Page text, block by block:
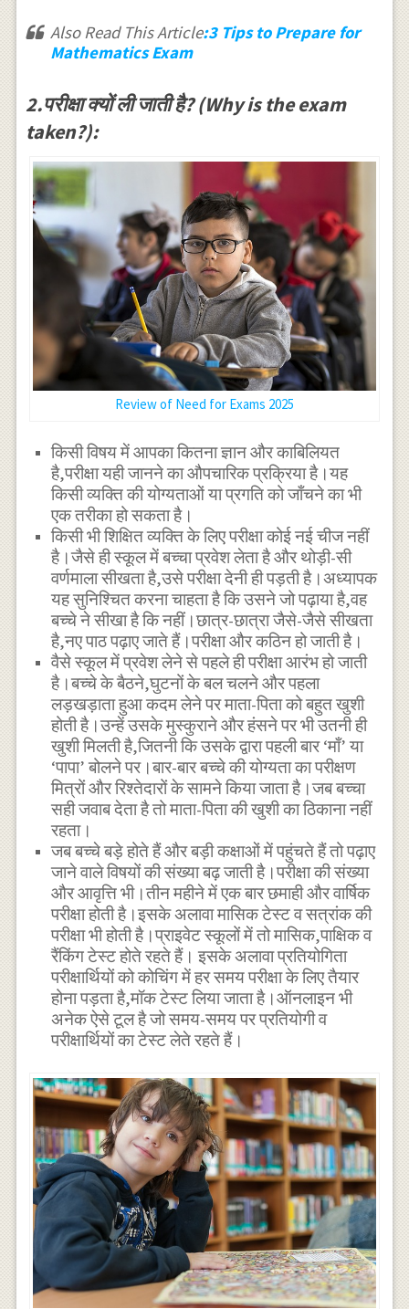
Also Read This Article:3 Tips to Prepare for
Mathematics Exam
2.परीक्षा क्यों ली जाती है? (Why is the exam
taken?):
Review of Need for Exams 2025
किसी विषय में आपका कितना ज्ञान और काबिलियत
है,परीक्षा यही जानने का औपचारिक प्रक्रिया है।यह
किसी व्यक्ति की योग्यताओं या प्रगति को जाँचने का भी
एक तरीका हो सकता है।
किसी भी शिक्षित व्यक्ति के लिए परीक्षा कोई नई चीज नहीं
है।जैसे ही स्कूल में बच्चा प्रवेश लेता है और थोड़ी-सी
वर्णमाला सीखता है,उसे परीक्षा देनी ही पड़ती है।अध्यापक
यह सुनिश्चित करना चाहता है कि उसने जो पढ़ाया है,वह
बच्चे ने सीखा है कि नहीं।छात्र-छात्रा जैसे-जैसे सीखता
है,नए पाठ पढ़ाए जाते हैं।परीक्षा और कठिन हो जाती है।
वैसे स्कूल में प्रवेश लेने से पहले ही परीक्षा आरंभ हो जाती
है।बच्चे के बैठने,घुटनों के बल चलने और पहला
लड़खड़ाता हुआ कदम लेने पर माता-पिता को बहुत खुशी
होती है।उन्हें उसके मुस्कुराने और हंसने पर भी उतनी ही
खुशी मिलती है,जितनी कि उसके द्वारा पहली बार ‘माँ’ या
‘पापा’ बोलने पर।बार-बार बच्चे की योग्यता का परीक्षण
मित्रों और रिश्तेदारों के सामने किया जाता है।जब बच्चा
सही जवाब देता है तो माता-पिता की खुशी का ठिकाना नहीं
रहता।
जब बच्चे बड़े होते हैं और बड़ी कक्षाओं में पहुंचते हैं तो पढ़ाए
जाने वाले विषयों की संख्या बढ़ जाती है।परीक्षा की संख्या
और आवृत्ति भी।तीन महीने में एक बार छमाही और वार्षिक
परीक्षा होती है।इसके अलावा मासिक टेस्ट व सत्रांक की
परीक्षा भी होती है।प्राइवेट स्कूलों में तो मासिक,पाक्षिक व
रैंकिंग टेस्ट होते रहते हैं। इसके अलावा प्रतियोगिता
परीक्षार्थियों को कोचिंग में हर समय परीक्षा के लिए तैयार
होना पड़ता है,मॉक टेस्ट लिया जाता है।ऑनलाइन भी
अनेक ऐसे टूल है जो समय-समय पर प्रतियोगी व
परीक्षार्थियों का टेस्ट लेते रहते हैं।